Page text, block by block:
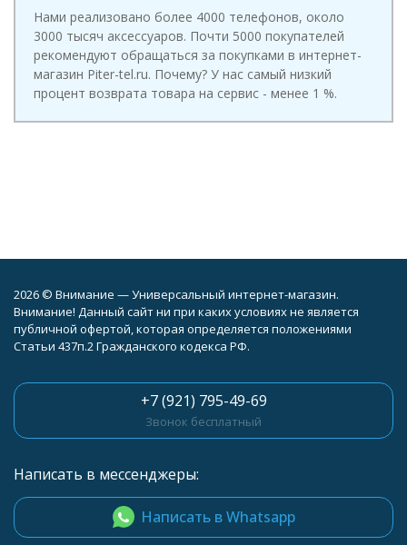
Нами реализовано более 4000 телефонов, около
3000 тысяч аксессуаров. Почти 5000 покупателей
рекомендуют обращаться за покупками в интернет-
магазин Piter-tel.ru. Почему? У нас самый низкий
процент возврата товара на сервис - менее 1 %.
2026 © Внимание — Универсальный интернет-магазин.
Внимание! Данный сайт ни при каких условиях не является
публичной офертой, которая определяется положениями
Статьи 437п.2 Гражданского кодекса РФ.
+7 (921) 795-49-69
Звонок бесплатный
Написать в мессенджеры:
Написать в Whatsapp